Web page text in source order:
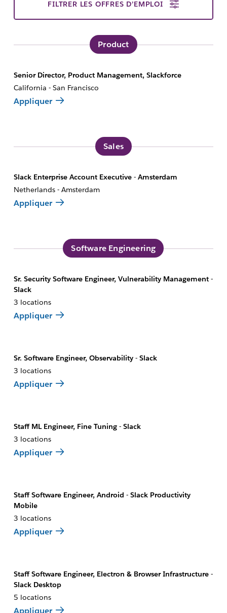
FILTRER LES OFFRES D’EMPLOI
Product
Senior Director, Product Management, Slackforce
California - San Francisco
Appliquer
Sales
Slack Enterprise Account Executive - Amsterdam
Netherlands - Amsterdam
Appliquer
Software Engineering
Sr. Security Software Engineer, Vulnerability Management -
Slack
3 locations
Appliquer
Sr. Software Engineer, Observability - Slack
3 locations
Appliquer
Staff ML Engineer, Fine Tuning - Slack
3 locations
Appliquer
Staff Software Engineer, Android - Slack Productivity
Mobile
3 locations
Appliquer
Staff Software Engineer, Electron & Browser Infrastructure -
Slack Desktop
5 locations
Appliquer